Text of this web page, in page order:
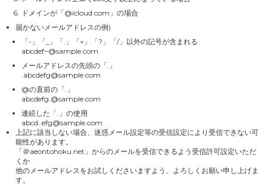
ドメインが「@icloud.com」の場合
届かないメールアドレスの例)
「-」「_」「.」「+」「?」「/」以外の記号が含まれる
abcdef~@sample.com
メールアドレスの先頭の「.」
.abcdefg@sample.com
@の直前の「.」
abcdefg.@sample.com
連続した「.」の使用
abcd..efg@sample.com
上記に該当しない場合、迷惑メール設定等の受信設定により受信できない可
能性があります。
「＠aeontohoku.net」からのメールを受信できるよう受信許可設定いただ
くか
他のメールアドレスをお試しくださいますよう、よろしくお願い申し上げま
す。